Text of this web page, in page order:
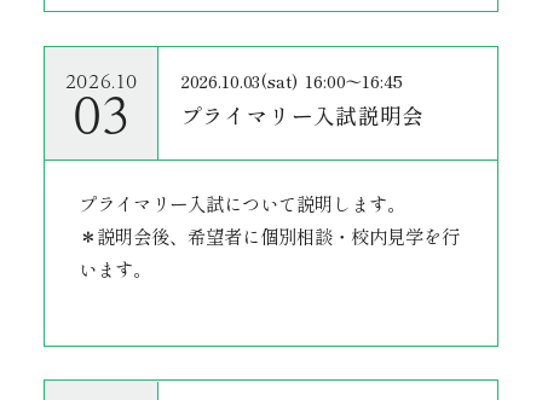
2026.10
03
2026.10.03(sat) 16:00〜16:45
プライマリー入試説明会
プライマリー入試について説明します。
＊説明会後、希望者に個別相談・校内見学を行
います。